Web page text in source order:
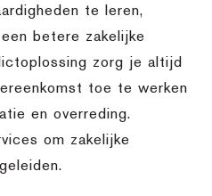
te leren,
betere zakelijke
zorg je altijd
toe te werken
en overreding.
om zakelijke